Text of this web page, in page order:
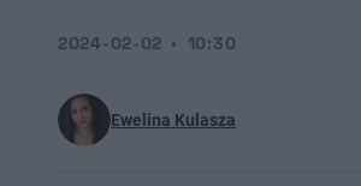
Ewelina Kulasza
2024-02-02 10:30